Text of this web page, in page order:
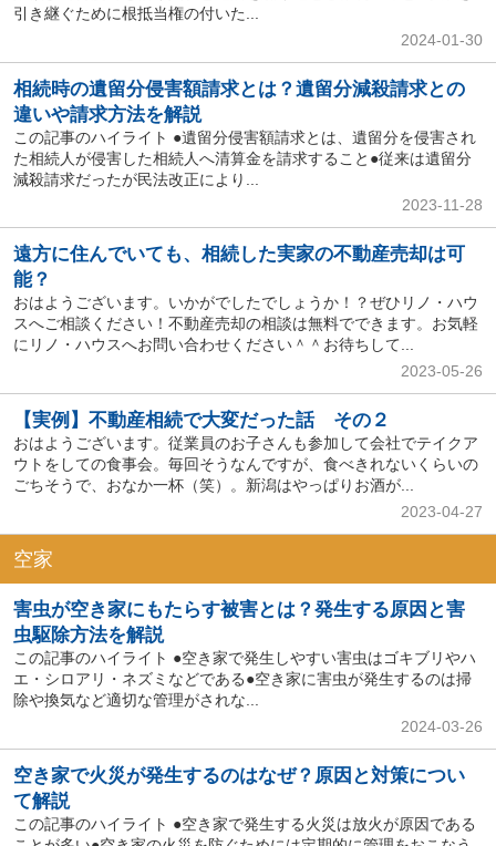
引き継ぐために根抵当権の付いた...
2024-01-30
相続時の遺留分侵害額請求とは？遺留分減殺請求との
違いや請求方法を解説
この記事のハイライト ●遺留分侵害額請求とは、遺留分を侵害され
た相続人が侵害した相続人へ清算金を請求すること●従来は遺留分
減殺請求だったが民法改正により...
2023-11-28
遠方に住んでいても、相続した実家の不動産売却は可
能？
おはようございます。いかがでしたでしょうか！？ぜひリノ・ハウ
スへご相談ください！不動産売却の相談は無料でできます。お気軽
にリノ・ハウスへお問い合わせください＾＾お待ちして...
2023-05-26
【実例】不動産相続で大変だった話 その２
おはようございます。従業員のお子さんも参加して会社でテイクア
ウトをしての食事会。毎回そうなんですが、食べきれないくらいの
ごちそうで、おなか一杯（笑）。新潟はやっぱりお酒が...
2023-04-27
空家
害虫が空き家にもたらす被害とは？発生する原因と害
虫駆除方法を解説
この記事のハイライト ●空き家で発生しやすい害虫はゴキブリやハ
エ・シロアリ・ネズミなどである●空き家に害虫が発生するのは掃
除や換気など適切な管理がされな...
2024-03-26
空き家で火災が発生するのはなぜ？原因と対策につい
て解説
この記事のハイライト ●空き家で発生する火災は放火が原因である